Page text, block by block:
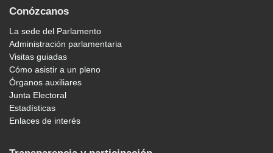
Conózcanos
La sede del Parlamento
Administración parlamentaria
Visitas guiadas
Cómo asistir a un pleno
Órganos auxiliares
Junta Electoral
Estadísticas
Enlaces de interés